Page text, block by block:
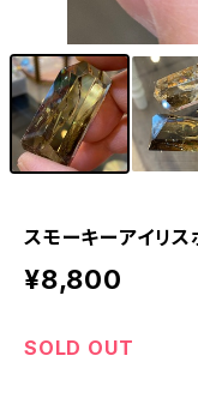
スモーキーアイリス
¥8,800
SOLD OUT